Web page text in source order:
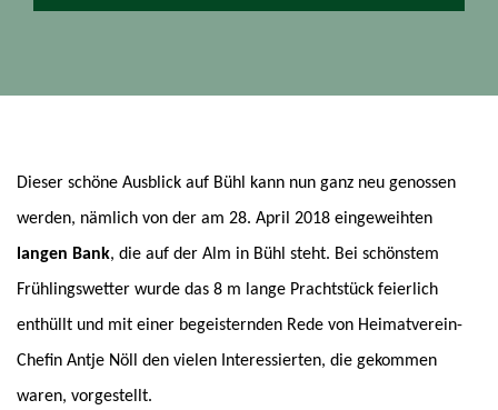
Dieser schöne Ausblick auf Bühl kann nun ganz neu genossen
werden, nämlich von der am 28. April 2018 eingeweihten
langen Bank, die auf der Alm in Bühl steht. Bei schönstem
Frühlingswetter wurde das 8 m lange Prachtstück feierlich
enthüllt und mit einer begeisternden Rede von Heimatverein-
Chefin Antje Nöll den vielen Interessierten, die gekommen
waren, vorgestellt.